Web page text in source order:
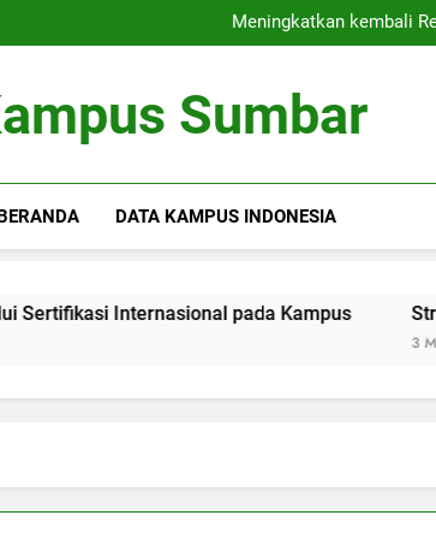
Meningkatkan kembali
Strategi Sukses
Meningkatkan kembali
Strategi Sukses
Sumbar
DATA KAMPUS INDONESIA
Internasional pada Kampus Strategi
3 Months Ago